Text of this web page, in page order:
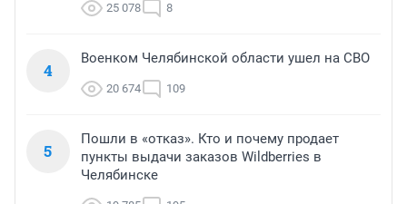
25 078 8
4
Военком Челябинской области ушел на СВО
20 674 109
5
Пошли в «отказ». Кто и почему продает
пункты выдачи заказов Wildberries в
Челябинске